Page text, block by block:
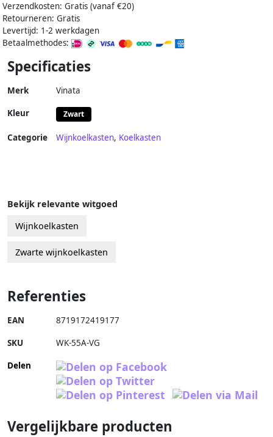
Verzendkosten: Gratis (vanaf €20)
Retourneren: Gratis
Levertijd: 1-2 werkdagen
Betaalmethodes:
Specificaties
Merk Vinata
Kleur Zwart
Categorie Wijnkoelkasten, Koelkasten
Bekijk relevante witgoed
Wijnkoelkasten
Zwarte wijnkoelkasten
Referenties
EAN 8719172419177
SKU WK-55A-VG
Delen
Vergelijkbare producten